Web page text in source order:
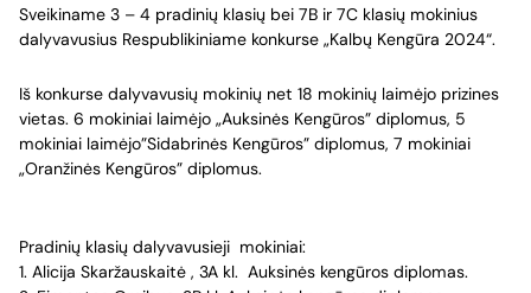
Sveikiname 3 – 4 pradinių klasių bei 7B ir 7C klasių mokinius
dalyvavusius Respublikiniame konkurse „Kalbų Kengūra 2024“.
Iš konkurse dalyvavusių mokinių net 18 mokinių laimėjo prizines
vietas. 6 mokiniai laimėjo „Auksinės Kengūros” diplomus, 5
mokiniai laimėjo”Sidabrinės Kengūros” diplomus, 7 mokiniai
„Oranžinės Kengūros” diplomus.
Pradinių klasių dalyvavusieji mokiniai:
1. Alicija Skaržauskaitė , 3A kl. Auksinės kengūros diplomas.